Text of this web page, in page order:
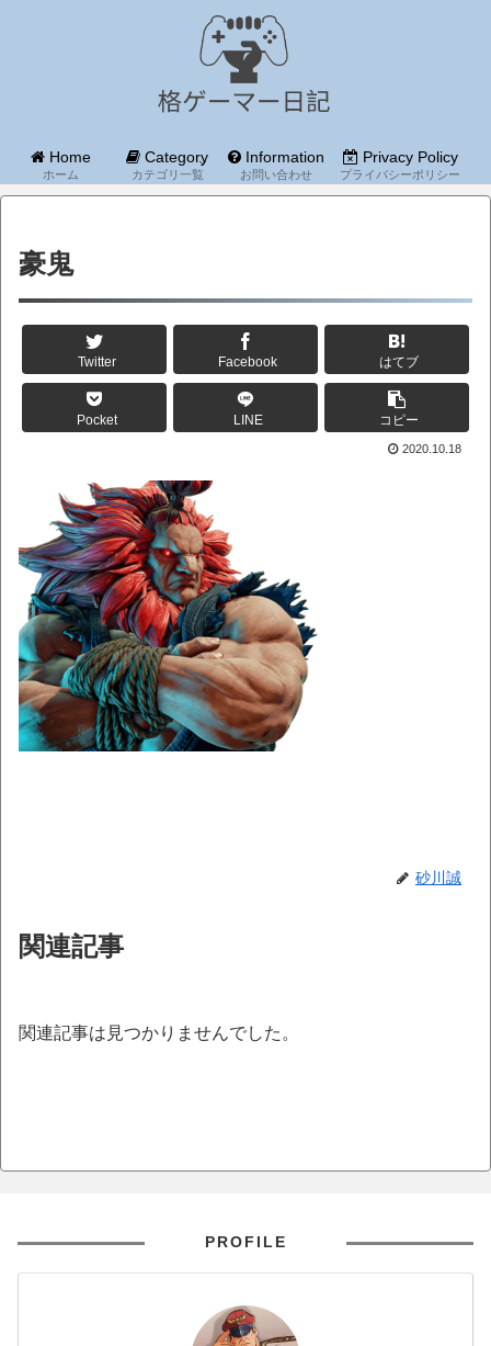
Home
ホーム
Category
カテゴリ一覧
Information
お問い合わせ
Privacy Policy
プライバシーポリシー
豪鬼
Twitter Facebook はてブ
Pocket LINE コピー
2020.10.18
砂川誠
関連記事
関連記事は見つかりませんでした。
PROFILE